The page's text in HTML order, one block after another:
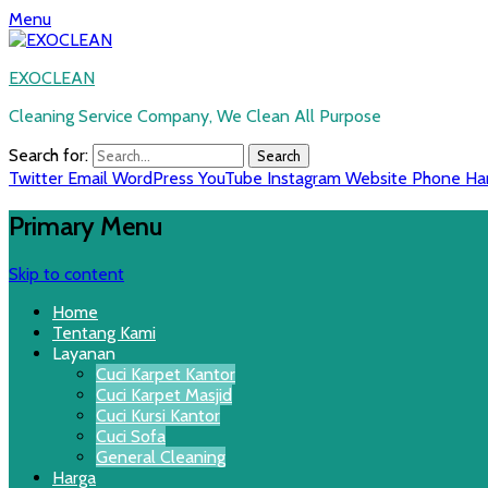
Menu
EXOCLEAN
Cleaning Service Company, We Clean All Purpose
Search for:
Twitter Email WordPress YouTube Instagram Website Phone
Primary Menu
Skip to content
Home
Tentang Kami
Layanan
Cuci Karpet Kantor
Cuci Karpet Masjid
Cuci Kursi Kantor
Cuci Sofa
General Cleaning
Harga